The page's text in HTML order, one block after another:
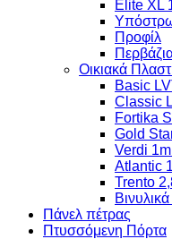
Elite XL
Προφίλ
Οικιακά
Basic
Classic
Fortika
Gold
Verdi
Atlantic
Trento
Πάνελ πέτρας
Πτυσσόμενη Πόρτα